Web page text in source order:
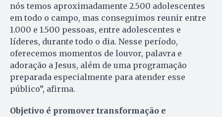
nós temos aproximadamente 2.500 adolescentes
em todo o campo, mas conseguimos reunir entre
1.000 e 1.500 pessoas, entre adolescentes e
líderes, durante todo o dia. Nesse período,
oferecemos momentos de louvor, palavra e
adoração a Jesus, além de uma programação
preparada especialmente para atender esse
público”, afirma.
Objetivo é promover transformação e